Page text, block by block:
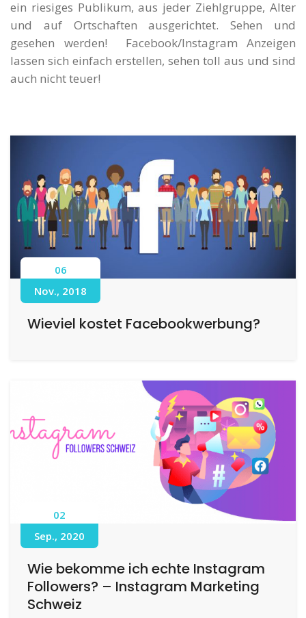
ein riesiges Publikum, aus jeder Ziehlgruppe, Alter
und auf Ortschaften ausgerichtet. Sehen und
gesehen werden! Facebook/Instagram Anzeigen
lassen sich einfach erstellen, sehen toll aus und sind
auch nicht teuer!
06
Nov., 2018
Wieviel kostet Facebookwerbung?
02
Sep., 2020
Wie bekomme ich echte Instagram
Followers? – Instagram Marketing
Schweiz